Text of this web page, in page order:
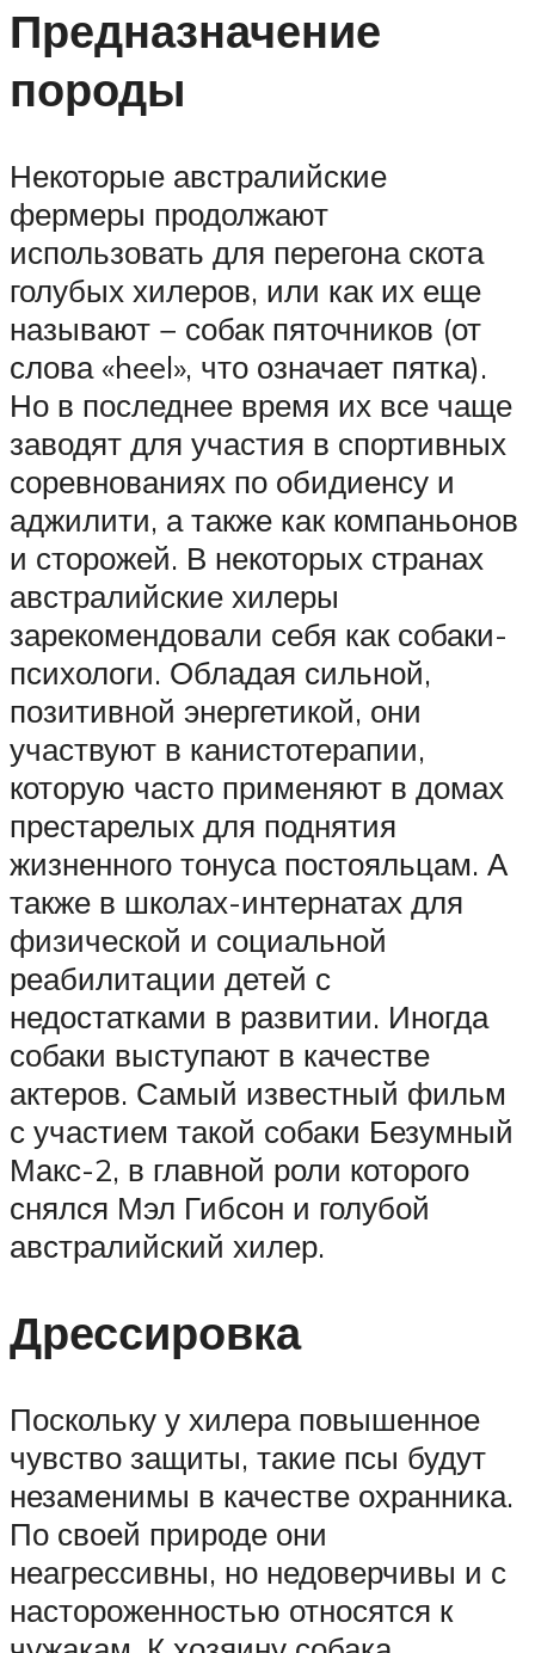
Предназначение
породы
Некоторые австралийские
фермеры продолжают
использовать для перегона скота
голубых хилеров, или как их еще
называют − собак пяточников (от
слова «heel», что означает пятка).
Но в последнее время их все чаще
заводят для участия в спортивных
соревнованиях по обидиенсу и
аджилити, а также как компаньонов
и сторожей. В некоторых странах
австралийские хилеры
зарекомендовали себя как собаки-
психологи. Обладая сильной,
позитивной энергетикой, они
участвуют в канистотерапии,
которую часто применяют в домах
престарелых для поднятия
жизненного тонуса постояльцам. А
также в школах-интернатах для
физической и социальной
реабилитации детей с
недостатками в развитии. Иногда
собаки выступают в качестве
актеров. Самый известный фильм
с участием такой собаки Безумный
Макс-2, в главной роли которого
снялся Мэл Гибсон и голубой
австралийский хилер.
Дрессировка
Поскольку у хилера повышенное
чувство защиты, такие псы будут
незаменимы в качестве охранника.
По своей природе они
неагрессивны, но недоверчивы и с
настороженностью относятся к